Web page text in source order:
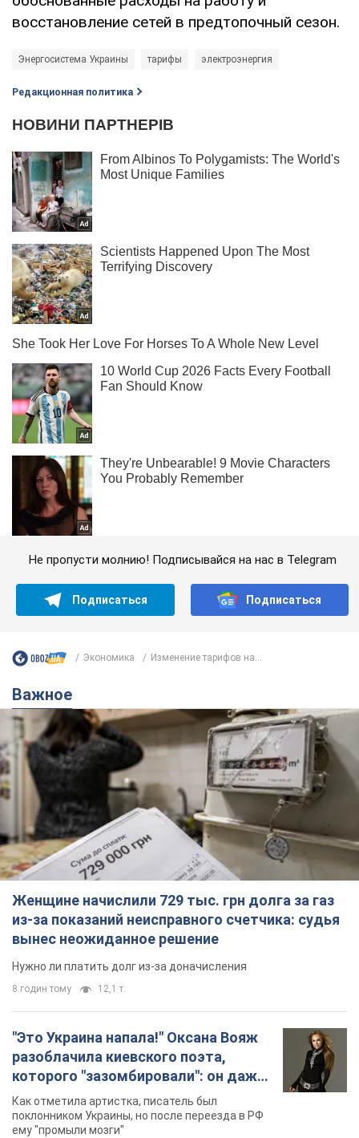
восстановление сетей в предтопочный сезон.
Энергосистема Украины тарифы электроэнергия
Редакционная политика
Не пропусти молнию! Подписывайся на нас в Telegram
Подписаться Подписаться
Экономика Изменение тарифов на...
Важное
Женщине начислили 729 тыс. грн долга за газ
из-за показаний неисправного счетчика: судья
вынес неожиданное решение
Нужно ли платить долг из-за доначисления
8 годин тому 12,1 т.
"Это Украина напала!" Оксана Вояж
разоблачила киевского поэта,
которого "зазомбировали": он даже
русского не знал, а теперь хочет
геноцида украинцев
Как отметила артистка, писатель был
поклонником Украины, но после переезда в РФ
ему "промыли мозги"